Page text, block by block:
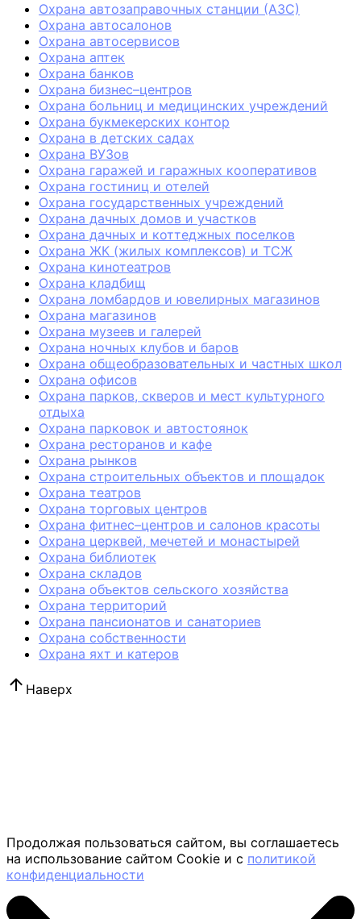
Охрана автозаправочных станции (АЗС)
Охрана автосалонов
Охрана автосервисов
Охрана аптек
Охрана банков
Охрана бизнес–центров
Охрана больниц и медицинских учреждений
Охрана букмекерских контор
Охрана в детских садах
Охрана ВУЗов
Охрана гаражей и гаражных кооперативов
Охрана гостиниц и отелей
Охрана государственных учреждений
Охрана дачных домов и участков
Охрана дачных и коттеджных поселков
Охрана ЖК (жилых комплексов) и ТСЖ
Охрана кинотеатров
Охрана кладбищ
Охрана ломбардов и ювелирных магазинов
Охрана магазинов
Охрана музеев и галерей
Охрана ночных клубов и баров
Охрана общеобразовательных и частных школ
Охрана офисов
Охрана парков, скверов и мест культурного
отдыха
Охрана парковок и автостоянок
Охрана ресторанов и кафе
Охрана рынков
Охрана строительных объектов и площадок
Охрана театров
Охрана торговых центров
Охрана фитнес–центров и салонов красоты
Охрана церквей, мечетей и монастырей
Охрана библиотек
Охрана складов
Охрана объектов сельского хозяйства
Охрана территорий
Охрана пансионатов и санаториев
Охрана собственности
Охрана яхт и катеров
Наверх
Продолжая пользоваться сайтом, вы соглашаетесь
на использование сайтом Cookie и с политикой
конфиденциальности